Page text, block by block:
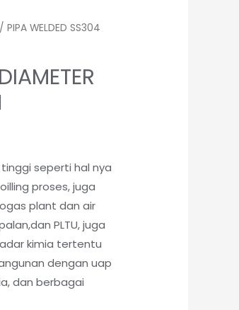
/ PIPA WELDED SS304
seperti hal nya
proses, juga
plant dan air
PLTU, juga
kimia tertentu
dengan uap
dan berbagai